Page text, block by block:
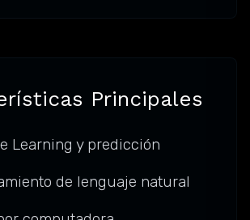
Principales
Learning y predicción
de lenguaje natural